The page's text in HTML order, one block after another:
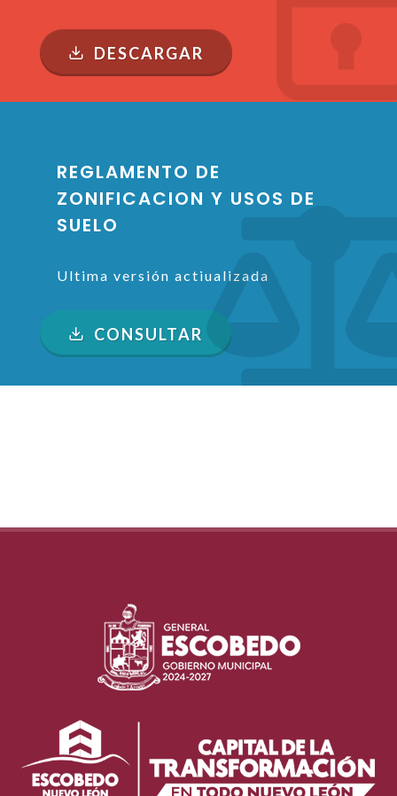
DESCARGAR
REGLAMENTO DE
ZONIFICACION Y USOS DE
SUELO
Ultima versión actiualizada
DESCARGAR
CONSULTAR